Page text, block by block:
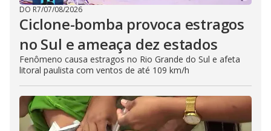
DO R7/07/08/2026
Ciclone-bomba provoca estragos
no Sul e ameaça dez estados
Fenômeno causa estragos no Rio Grande do Sul e afeta
litoral paulista com ventos de até 109 km/h